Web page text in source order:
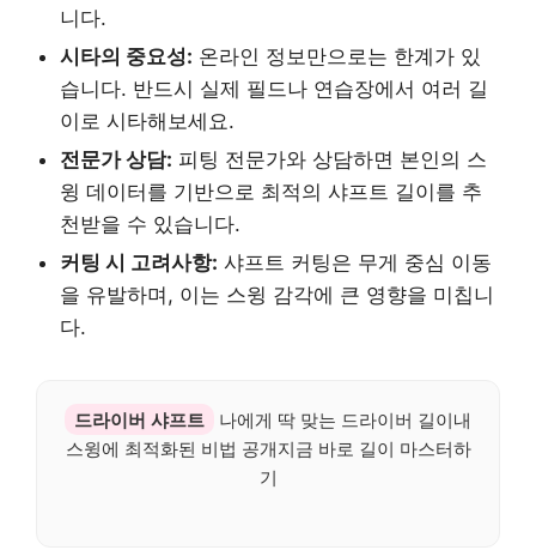
니다.
시타의 중요성: 온라인 정보만으로는 한계가 있
습니다. 반드시 실제 필드나 연습장에서 여러 길
이로 시타해보세요.
전문가 상담: 피팅 전문가와 상담하면 본인의 스
윙 데이터를 기반으로 최적의 샤프트 길이를 추
천받을 수 있습니다.
커팅 시 고려사항: 샤프트 커팅은 무게 중심 이동
을 유발하며, 이는 스윙 감각에 큰 영향을 미칩니
다.
드라이버 샤프트
나에게 딱 맞는 드라이버 길이내
스윙에 최적화된 비법 공개지금 바로 길이 마스터하
기